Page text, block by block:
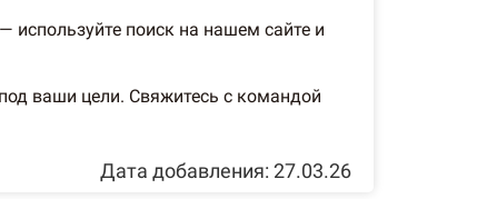
используйте поиск на нашем сайте и
ваши цели. Свяжитесь с командой
Дата добавления: 27.03.26